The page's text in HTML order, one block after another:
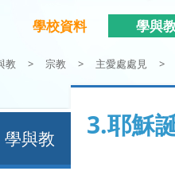
學校資料 學與
教 > 宗教 > 主愛處處見 >
3.耶穌
學與教